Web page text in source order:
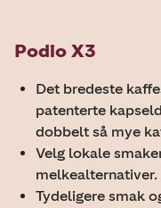
Podio X3
Det bredeste
patenterte
dobbelt så mye
Velg lokale
melkealternativer.
Tydeligere smak